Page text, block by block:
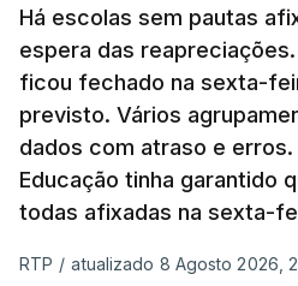
Há escolas sem pautas
espera das
ficou fechado na sexta-
previsto. Vários
dados com atraso e erros.
Educação tinha garantido
todas afixadas na sexta-
RTP / atualizado 8 Agosto 2026,